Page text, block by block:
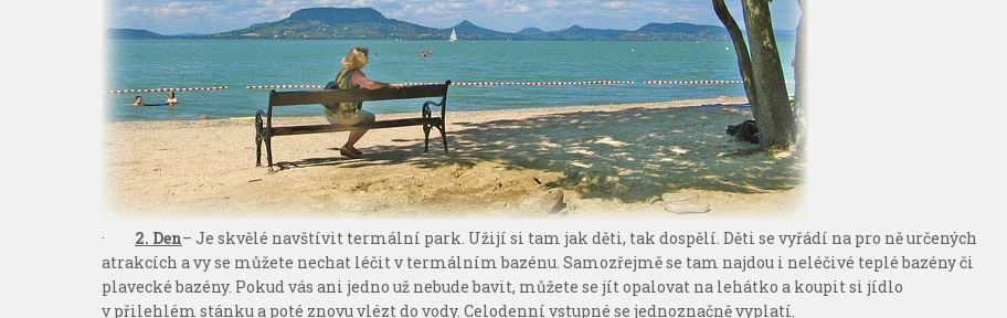
· 2. Den– Je skvělé navštívit termální park. Užijí si tam jak děti, tak dospělí. Děti se vyřádí na pro ně určených
atrakcích a vy se můžete nechat léčit v termálním bazénu. Samozřejmě se tam najdou i neléčivé teplé bazény či
plavecké bazény. Pokud vás ani jedno už nebude bavit, můžete se jít opalovat na lehátko a koupit si jídlo
v přilehlém stánku a poté znovu vlézt do vody. Celodenní vstupné se jednoznačně vyplatí.